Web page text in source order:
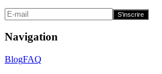
S'inscrire
Navigation
BlogFAQ